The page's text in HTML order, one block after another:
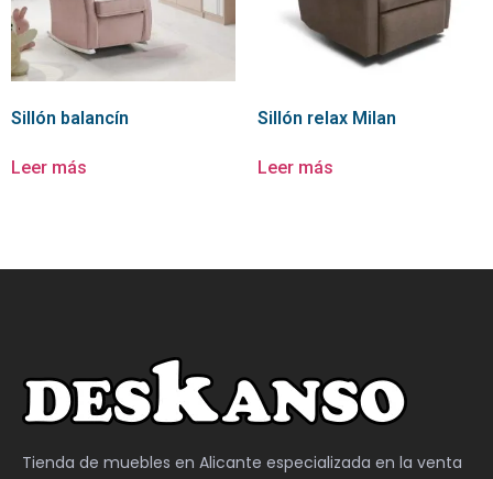
Sillón balancín
Leer más
Sillón relax Milan
Leer más
Tienda de muebles en Alicante especializada en la venta